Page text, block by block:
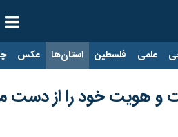
علمی فلسطین استان‌ها عکس
و هویت خود را از